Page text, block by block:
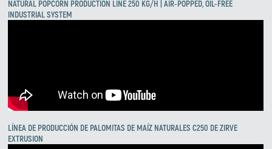
NATURAL POPCORN PRODUCTION LINE 250 KG/H | AIR-POPPED, OIL-FREE
INDUSTRIAL SYSTEM
LÍNEA DE PRODUCCIÓN DE PALOMITAS DE MAÍZ NATURALES C250 DE ZIRVE
EXTRUSION